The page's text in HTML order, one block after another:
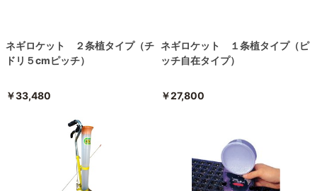
ネギロケット ２条植タイプ（チ
ドリ５cmピッチ）
￥33,480
ネギロケット １条植タイプ（ピ
ッチ自在タイプ）
￥27,800